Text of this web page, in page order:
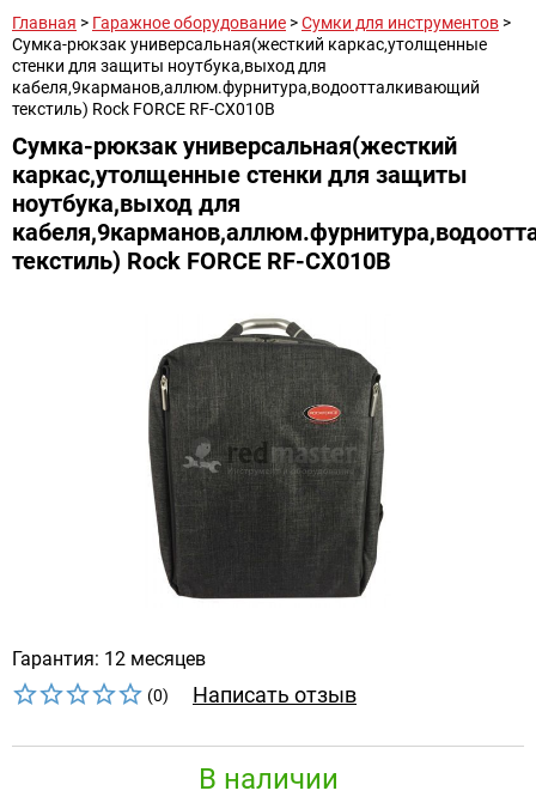
Главная > Гаражное оборудование >Сумки для инструментов >
Сумка-рюкзак универсальная(жесткий каркас,утолщенные
стенки для защиты ноутбука,выход для
кабеля,9карманов,аллюм.фурнитура,водоотталкивающий
текстиль) Rock FORCE RF-CX010B
Сумка-рюкзак универсальная(жесткий
каркас,утолщенные стенки для защиты
ноутбука,выход для
текстиль) Rock FORCE RF-CX010B
Гарантия: 12 месяцев
(0) Написать отзыв
В наличии